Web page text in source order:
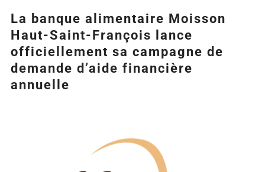
La banque alimentaire Moisson
Haut-Saint-François lance
officiellement sa campagne de
demande d’aide financière
annuelle